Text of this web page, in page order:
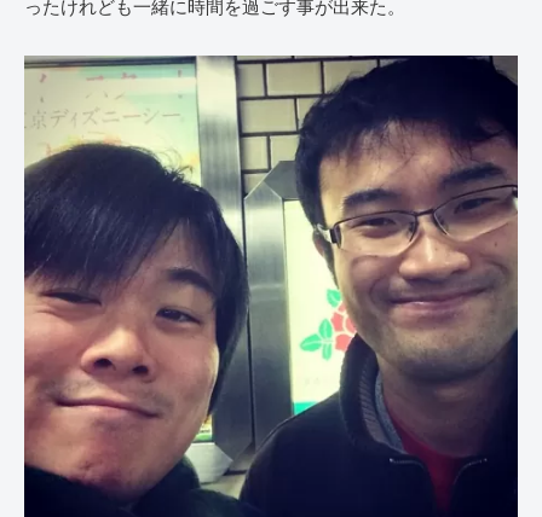
ったけれども一緒に時間を過ごす事が出来た。